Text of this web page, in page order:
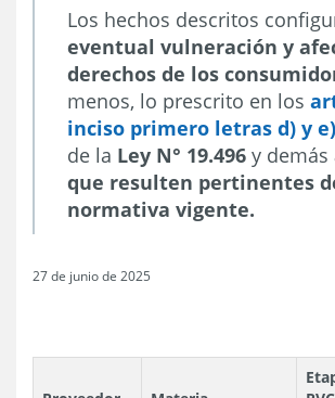
Los hechos descritos
eventual vulneración y
derechos de los
menos, lo prescrito en los
inciso primero letras d) y e)
de la Ley N° 19.496 y demás
que resulten pertinentes
normativa vigente.
27 de junio de 2025